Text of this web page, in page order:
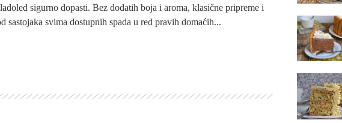
sigurno dopasti. Bez dodatih boja i aroma, klasične pripreme i
sastojaka svima dostupnih spada u red pravih domaćih...